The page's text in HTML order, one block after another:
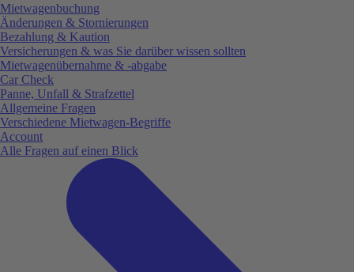
Mietwagenbuchung
Änderungen & Stornierungen
Bezahlung & Kaution
Versicherungen & was Sie darüber wissen sollten
Mietwagenübernahme & -abgabe
Car Check
Panne, Unfall & Strafzettel
Allgemeine Fragen
Verschiedene Mietwagen-Begriffe
Account
Alle Fragen auf einen Blick